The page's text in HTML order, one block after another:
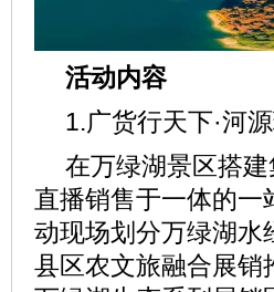
活动内容
1.广货行天下·河
在万绿湖景区搭
直播销售于一体的一
动现场划分万绿湖水
县区农文旅融合展销